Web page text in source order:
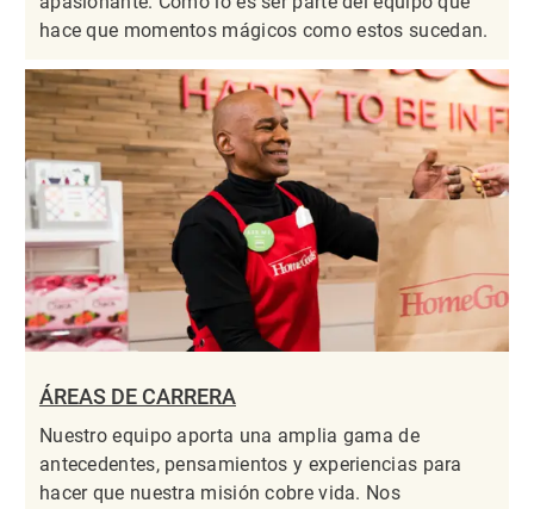
hace que momentos mágicos como estos sucedan.
ÁREAS DE CARRERA
Nuestro equipo aporta una amplia gama de
antecedentes, pensamientos y experiencias para
hacer que nuestra misión cobre vida. Nos